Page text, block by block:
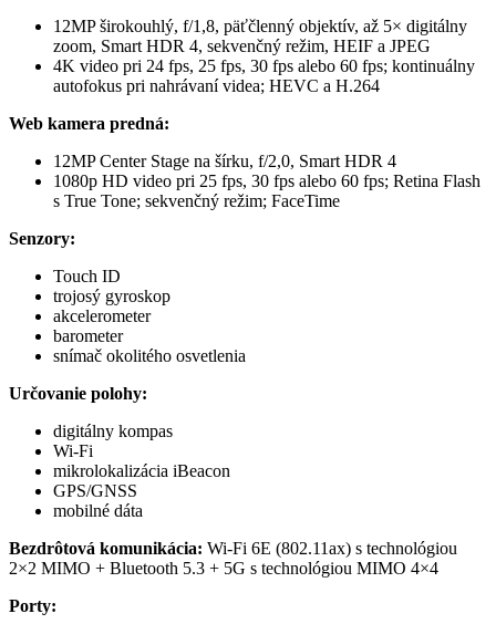
12MP širokouhlý, f/1,8, päťčlenný objektív, až 5× digitálny
zoom, Smart HDR 4, sekvenčný režim, HEIF a JPEG
4K video pri 24 fps, 25 fps, 30 fps alebo 60 fps; kontinuálny
autofokus pri nahrávaní videa; HEVC a H.264
Web kamera predná:
12MP Center Stage na šírku, f/2,0, Smart HDR 4
1080p HD video pri 25 fps, 30 fps alebo 60 fps; Retina Flash
s True Tone; sekvenčný režim; FaceTime
Senzory:
Touch ID
trojosý gyroskop
akcelerometer
barometer
snímač okolitého osvetlenia
Určovanie polohy:
digitálny kompas
Wi-Fi
mikrolokalizácia iBeacon
GPS/GNSS
mobilné dáta
Bezdrôtová komunikácia: Wi-Fi 6E (802.11ax) s technológiou
2×2 MIMO + Bluetooth 5.3 + 5G s technológiou MIMO 4×4
Porty: